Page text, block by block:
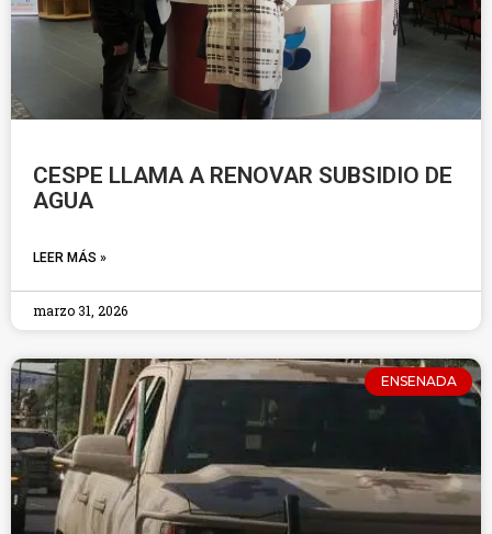
CESPE LLAMA A RENOVAR SUBSIDIO DE
AGUA
LEER MÁS »
marzo 31, 2026
ENSENADA